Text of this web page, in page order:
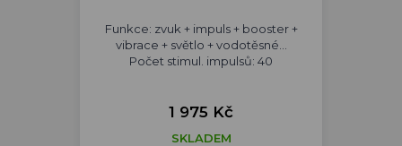
Funkce: zvuk + impuls + booster +
vibrace + světlo + vodotěsné...
Počet stimul. impulsů: 40
1 975 Kč
SKLADEM